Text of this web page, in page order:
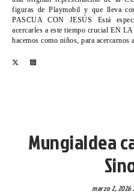
figuras de Playmobil y que lleva
PASCUA CON JESÚS Está
acercarles a este tiempo crucial EN
hacemos como niños, para
Mungialdea
marzo 2, 2026